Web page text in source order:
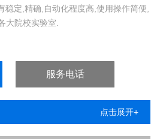
稳定,精确,自动化程度高,使用操作简便,
大院校实验室.
服务电话
点击展开+